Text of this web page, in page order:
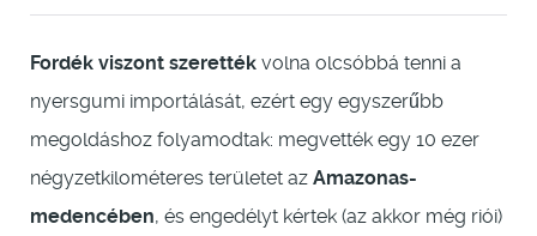
Fordék viszont szerették volna olcsóbbá tenni a
nyersgumi importálását, ezért egy egyszerűbb
megoldáshoz folyamodtak: megvették egy 10 ezer
négyzetkilométeres területet az Amazonas-
medencében, és engedélyt kértek (az akkor még riói)